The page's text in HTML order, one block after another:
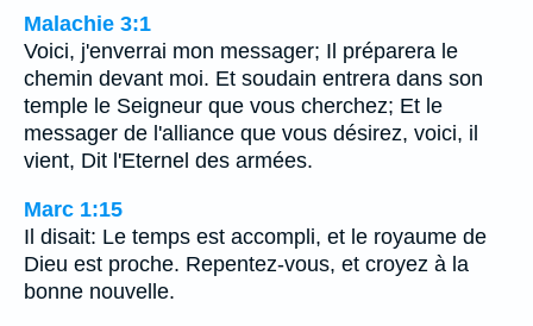
Malachie 3:1
Voici, j'enverrai mon messager; Il préparera le
chemin devant moi. Et soudain entrera dans son
temple le Seigneur que vous cherchez; Et le
messager de l'alliance que vous désirez, voici, il
vient, Dit l'Eternel des armées.
Marc 1:15
Il disait: Le temps est accompli, et le royaume de
Dieu est proche. Repentez-vous, et croyez à la
bonne nouvelle.